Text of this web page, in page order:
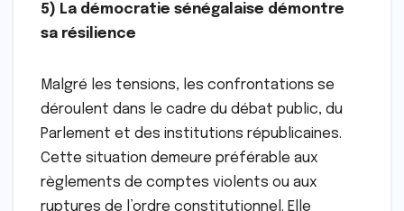
5) La démocratie sénégalaise démontre
sa résilience
Malgré les tensions, les confrontations se
déroulent dans le cadre du débat public, du
Parlement et des institutions républicaines.
Cette situation demeure préférable aux
règlements de comptes violents ou aux
ruptures de l’ordre constitutionnel. Elle